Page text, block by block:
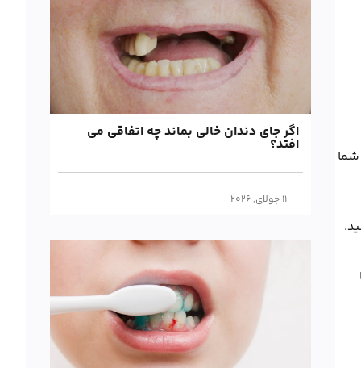
اگر جای دندان خالی بماند چه اتفاقی می
افتد؟
11 جولای, 2026